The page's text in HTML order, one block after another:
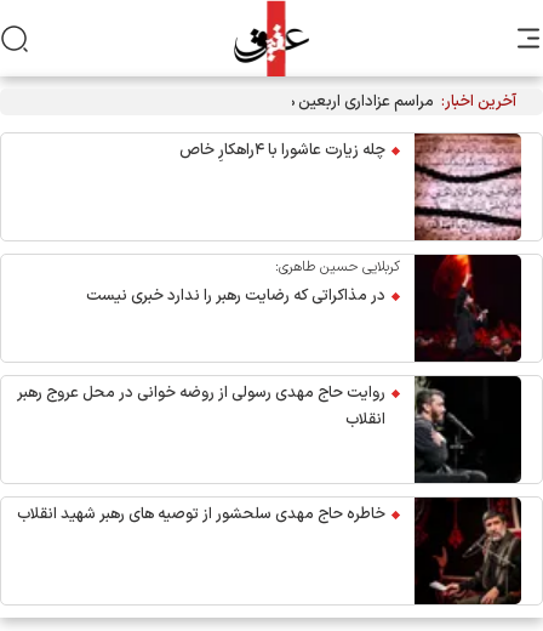
آخرین اخبار: مراسم عزاداری اربعین هیأت‌های دانشجویی در جوار محل شهادت
رهبر انقلاب
چله زیارت عاشورا با ۴راهکارِ خاص
کربلایی حسین طاهری:
در مذاکراتی که رضایت رهبر را ندارد خبری نیست
روایت حاج مهدی رسولی از روضه خوانی در محل عروج رهبر
انقلاب
خاطره حاج مهدی سلحشور از توصیه های رهبر شهید انقلاب